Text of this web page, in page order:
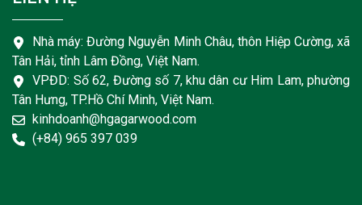
Nhà máy: Đường Nguyễn Minh Châu, thôn Hiệp Cường, xã
Tân Hải, tỉnh Lâm Đồng, Việt Nam.
VPĐD: Số 62, Đường số 7, khu dân cư Him Lam, phường
Tân Hưng, TP.Hồ Chí Minh, Việt Nam.
kinhdoanh@hgagarwood.com
(+84) 965 397 039